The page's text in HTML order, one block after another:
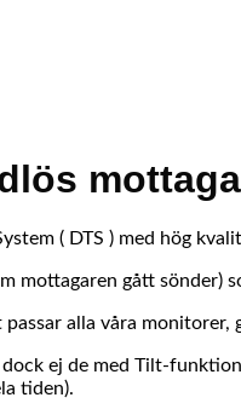
( DTS ) med hög
mottagaren gått
alla våra monitorer,
ej de med Tilt-
tiden).